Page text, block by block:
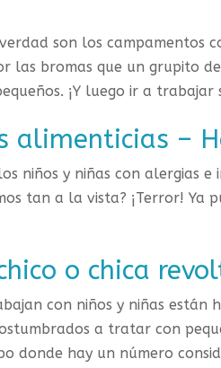
son los campamentos
las bromas que un grupito
¡Y luego ir a
alimenticias –
niños y niñas con alergias
tan a la vista? ¡Terror! Ya
o chica
con niños y niñas están
a tratar con
donde hay un número